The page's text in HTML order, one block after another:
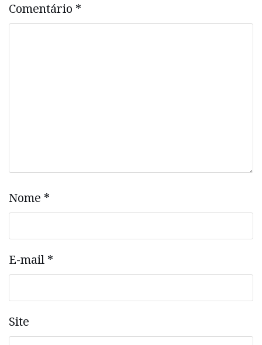
Comentário *
Nome *
E-mail *
Site